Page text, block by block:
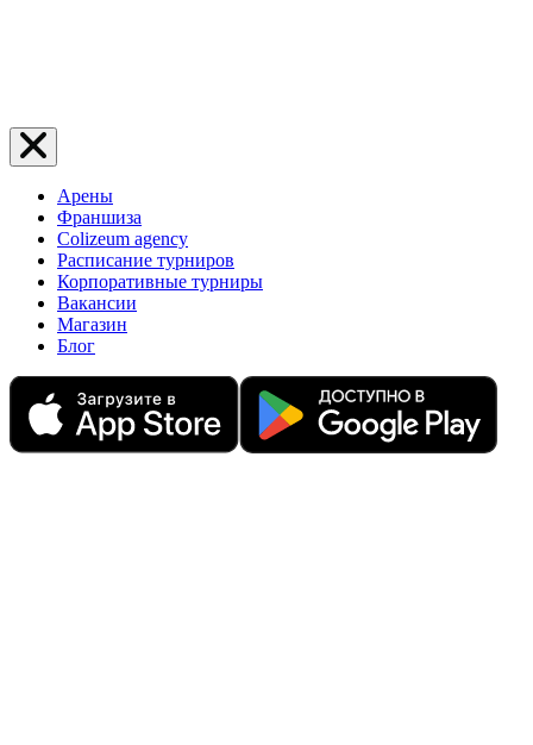
Арены
Франшиза
Colizeum agency
Расписание турниров
Корпоративные турниры
Вакансии
Магазин
Блог